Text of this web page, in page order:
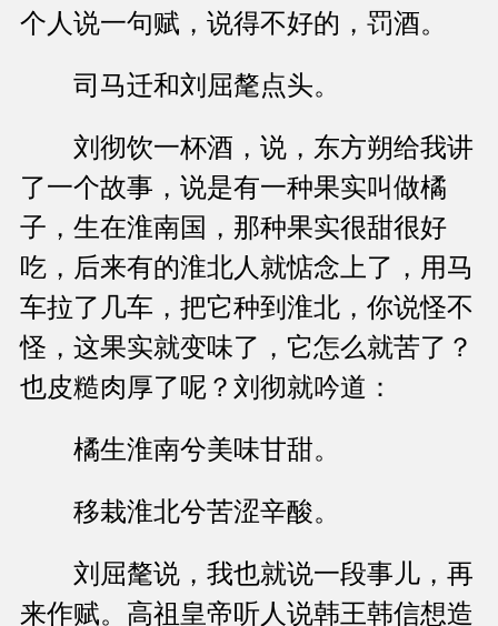
个人说一句赋，说得不好的，罚酒。
司马迁和刘屈氂点头。
刘彻饮一杯酒，说，东方朔给我讲
了一个故事，说是有一种果实叫做橘
子，生在淮南国，那种果实很甜很好
吃，后来有的淮北人就惦念上了，用马
车拉了几车，把它种到淮北，你说怪不
怪，这果实就变味了，它怎么就苦了？
也皮糙肉厚了呢？刘彻就吟道：
橘生淮南兮美味甘甜。
移栽淮北兮苦涩辛酸。
刘屈氂说，我也就说一段事儿，再
来作赋。高祖皇帝听人说韩王韩信想造